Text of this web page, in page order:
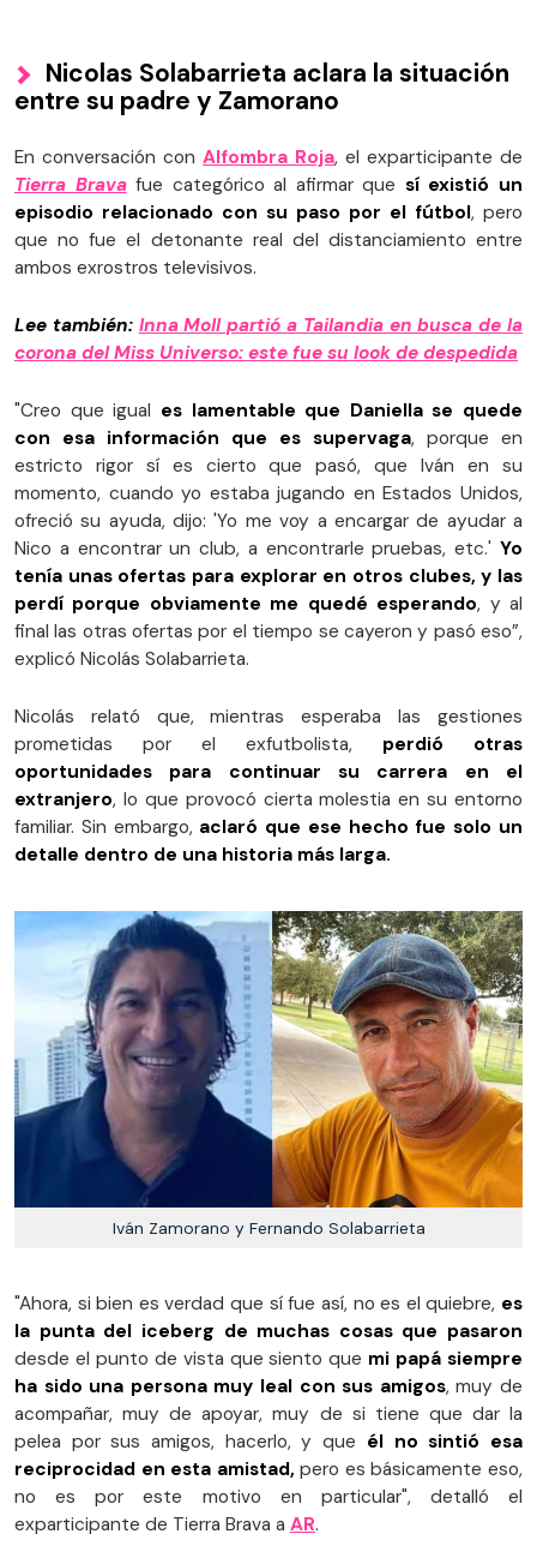
Nicolas Solabarrieta aclara la situación
entre su padre y Zamorano
En conversación con Alfombra Roja, el exparticipante de
Tierra Bravafue categórico al afirmar que sí existió un
episodio relacionado con su paso por el fútbol, pero
que no fue el detonante real del distanciamiento entre
ambos exrostros televisivos.
Lee también: Inna Moll partió a Tailandia en busca de la
corona del Miss Universo: este fue su look de despedida
"Creo que igual es lamentable que Daniella se quede
con esa información que es supervaga, porque en
estricto rigor sí es cierto que pasó, que Iván en su
momento, cuando yo estaba jugando en Estados Unidos,
ofreció su ayuda, dijo: 'Yo me voy a encargar de ayudar a
Nico a encontrar un club, a encontrarle pruebas, etc.' Yo
tenía unas ofertas para explorar en otros clubes, y las
perdí porque obviamente me quedé esperando, y al
final las otras ofertas por el tiempo se cayeron y pasó eso”,
explicó Nicolás Solabarrieta.
Nicolás relató que, mientras esperaba las gestiones
prometidas por el exfutbolista, perdió otras
oportunidades para continuar su carrera en el
extranjero, lo que provocó cierta molestia en su entorno
familiar. Sin embargo, aclaró que ese hecho fue solo un
detalle dentro de una historia más larga.
Iván Zamorano y Fernando Solabarrieta
"Ahora, si bien es verdad que sí fue así, no es el quiebre, es
la punta del iceberg de muchas cosas que pasaron
desde el punto de vista que siento que mi papá siempre
ha sido una persona muy leal con sus amigos, muy de
acompañar, muy de apoyar, muy de si tiene que dar la
pelea por sus amigos, hacerlo, y que él no sintió esa
reciprocidad en esta amistad, pero es básicamente eso,
no es por este motivo en particular", detalló el
exparticipante de Tierra Brava a AR.